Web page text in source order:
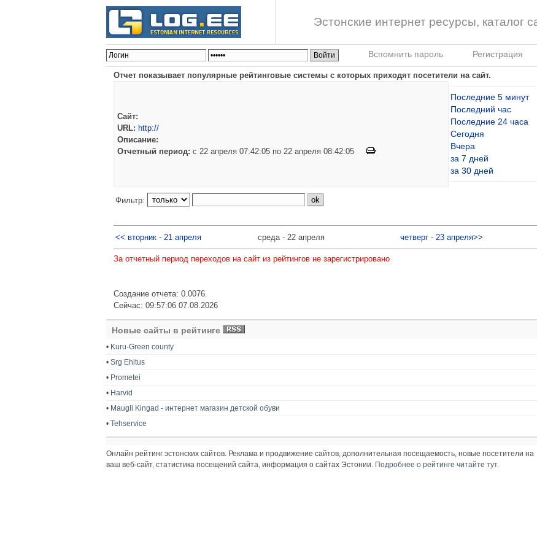
Эстонские интернет ресурсы, каталог
Вспомнить пароль Регистрация
Отчет показывает популярные рейтинговые системы с которых приходят посетители на сайт.
Сайт:
URL: http://
Описание:
Отчетный период: c 22 апреля 07:42:05 по 22 апреля 08:42:05
Последние 5 минут
Последний час
Последние 24 часа
Сегодня
Вчера
за 7 дней
за 30 дней
Фильтр:
<< вторник - 21 апреля среда - 22 апреля четверг - 23 апреля>>
За отчетный период переходов на сайт из рейтингов не зарегистрировано
Создание отчета: 0.0076.
Сейчас: 09:57:06 07.08.2026
Новые сайты в рейтинге
• Kuru-Green county
• Srg Ehitus
• Prometei
• Harvid
• Maugli Kingad - интернет магазин детской обуви
• Tehservice
Онлайн рейтинг эстонских сайтов. Реклама и продвижение сайтов, дополнительная посещаемость, новые посетители на
ваш веб-сайт, статистика посещений сайта, информация о сайтах Эстонии. Подробнее о рейтинге читайте тут.